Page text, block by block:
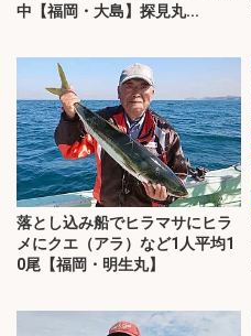
中【福岡・大島】探見丸...
落とし込み船でヒラマサにヒラ
メにクエ（アラ）など1人平均1
0尾【福岡・明生丸】